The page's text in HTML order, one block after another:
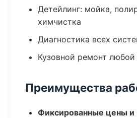
Детейлинг: мойка,
химчистка
Диагностика всех
Кузовной ремонт
Преимущества
Фиксированные цены и